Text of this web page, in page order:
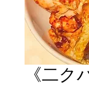
《二ク